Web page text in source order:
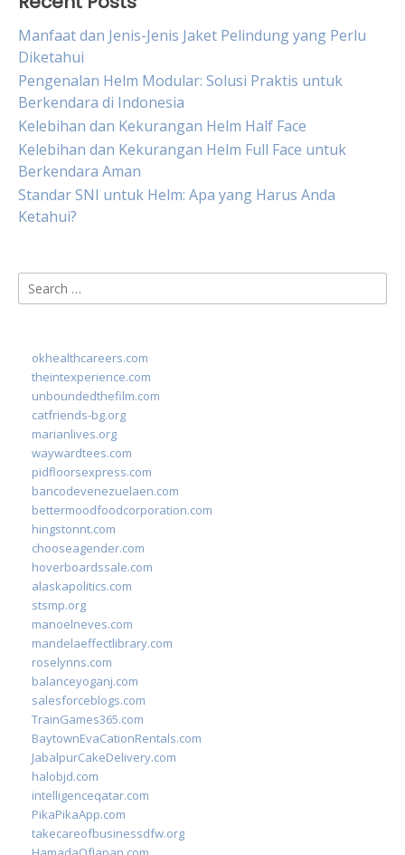
Manfaat dan Jenis-Jenis Jaket Pelindung yang Perlu
Diketahui
Pengenalan Helm Modular: Solusi Praktis untuk
Berkendara di Indonesia
Kelebihan dan Kekurangan Helm Half Face
Kelebihan dan Kekurangan Helm Full Face untuk
Berkendara Aman
Standar SNI untuk Helm: Apa yang Harus Anda
Ketahui?
Search
for:
okhealthcareers.com
theintexperience.com
unboundedthefilm.com
catfriends-bg.org
marianlives.org
waywardtees.com
pidfloorsexpress.com
bancodevenezuelaen.com
bettermoodfoodcorporation.com
hingstonnt.com
chooseagender.com
hoverboardssale.com
alaskapolitics.com
stsmp.org
manoelneves.com
mandelaeffectlibrary.com
roselynns.com
balanceyoganj.com
salesforceblogs.com
TrainGames365.com
BaytownEvaCationRentals.com
JabalpurCakeDelivery.com
halobjd.com
intelligenceqatar.com
PikaPikaApp.com
takecareofbusinessdfw.org